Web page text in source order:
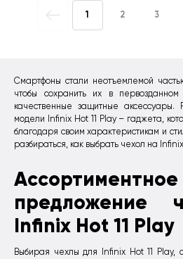
Смартфоны стали неотъемлемой
чтобы сохранить их в первозданном
качественные защитные
модели Infinix Hot 11 Play – гаджета,
благодаря своим характеристикам и
разбираться, как выбрать чехол на Infinix
Ассортиментное
предложение
Infinix Hot 11 Play
Выбирая чехлы для Infinix Hot 11 Play,
1 2 3